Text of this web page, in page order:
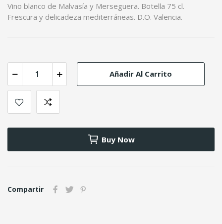
Vino blanco de Malvasía y Merseguera. Botella 75 cl.
Frescura y delicadeza mediterráneas. D.O. Valencia.
Añadir Al Carrito
Buy Now
Compartir